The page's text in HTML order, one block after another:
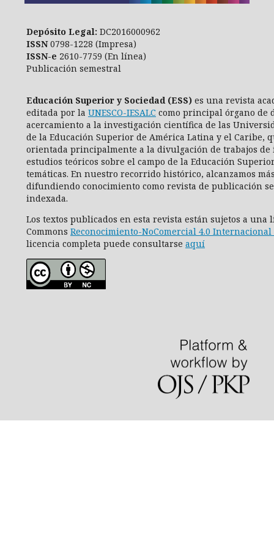
Depósito Legal: DC2016000962
ISSN0798-1228 (Impresa)
ISSN-e 2610-7759 (En línea)
Publicación semestral
Educación Superior y Sociedad (ESS) es una revista
editada por la UNESCO-IESALC como principal órgano de
acercamiento a la investigación científica de las
de la Educación Superior de América Latina y el Caribe,
orientada principalmente a la divulgación de trabajos de
estudios teóricos sobre el campo de la Educación
temáticas. En nuestro recorrido histórico, alcanzamos
difundiendo conocimiento como revista de publicación
indexada.
Los textos publicados en esta revista están sujetos a una
Commons Reconocimiento-NoComercial 4.0 Internacional
licencia completa puede consultarse aquí